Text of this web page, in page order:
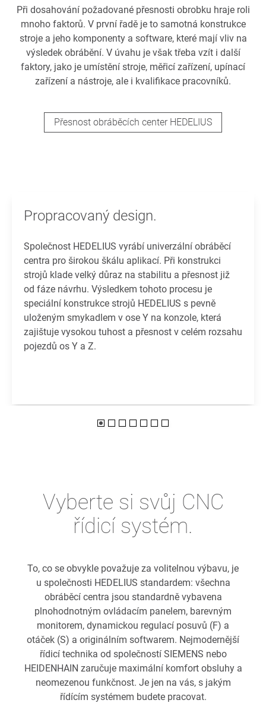
Při dosahování požadované přesnosti obrobku hraje roli
mnoho faktorů. V první řadě je to samotná konstrukce
stroje a jeho komponenty a software, které mají vliv na
výsledek obrábění. V úvahu je však třeba vzít i další
faktory, jako je umístění stroje, měřicí zařízení, upínací
zařízení a nástroje, ale i kvalifikace pracovníků.
Přesnost obráběcích center HEDELIUS
Propracovaný design.
Společnost HEDELIUS vyrábí univerzální obráběcí
centra pro širokou škálu aplikací. Při konstrukci
strojů klade velký důraz na stabilitu a přesnost již
od fáze návrhu. Výsledkem tohoto procesu je
speciální konstrukce strojů HEDELIUS s pevně
uloženým smykadlem v ose Y na konzole, která
zajištuje vysokou tuhost a přesnost v celém rozsahu
pojezdů os Y a Z.
Vyberte si svůj CNC
řídicí systém.
To, co se obvykle považuje za volitelnou výbavu, je
u společnosti HEDELIUS standardem: všechna
obráběcí centra jsou standardně vybavena
plnohodnotným ovládacím panelem, barevným
monitorem, dynamickou regulací posuvů (F) a
otáček (S) a originálním softwarem. Nejmodernější
řídicí technika od společností SIEMENS nebo
HEIDENHAIN zaručuje maximální komfort obsluhy a
neomezenou funkčnost. Je jen na vás, s jakým
řídícím systémem budete pracovat.